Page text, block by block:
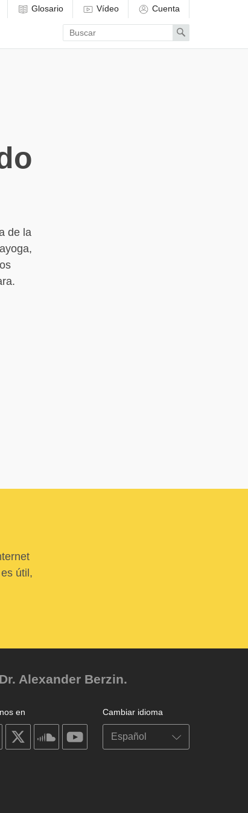
Glosario Vídeo Cuenta
Enter
search
term
Search
de la
útil,
Alexander Berzin.
Cambiar idioma
en
on
facebook
on
on
soundcloudyoutube